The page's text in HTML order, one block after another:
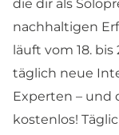
die dir als
nachhaltigen
läuft vom 18.
täglich neue
Experten – und
kostenlos!